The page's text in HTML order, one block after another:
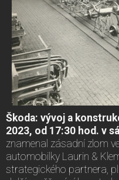
Škoda: vývoj a
2023, od 17:30 hod. v
znamenal zásadní zlom
automobilky Laurin &
strategického partnera,